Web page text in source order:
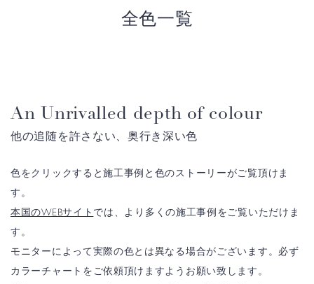
全色一覧
An Unrivalled depth of colour
他の追随を許さない、奥行き深い色
色をクリックすると施工事例と色のストーリーがご覧頂けま
す。
本国のWEBサイト では、より多くの施工事例をご覧いただけま
す。
モニターによって実際の色とは異なる場合がございます。必ず
カラーチャートをご依頼頂けますようお願い致します。